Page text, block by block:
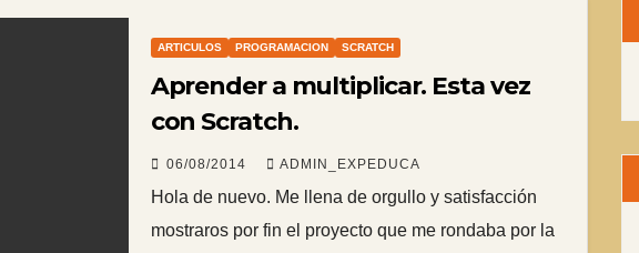
ARTICULOS PROGRAMACION SCRATCH
Aprender a multiplicar. Esta vez
con Scratch.
06/08/2014 ADMIN_EXPEDUCA
Hola de nuevo. Me llena de orgullo y satisfacción
mostraros por fin el proyecto que me rondaba por la